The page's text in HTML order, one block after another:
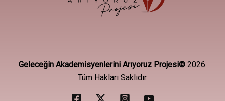
Geleceğin Akademisyenlerini Arıyoruz Projesi©2026.
Tüm Hakları Saklıdır.